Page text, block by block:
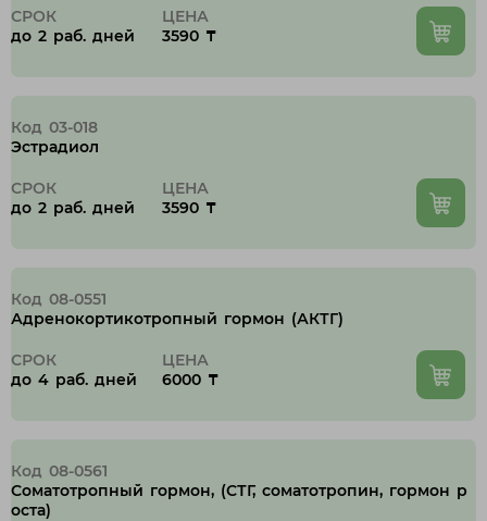
СРОК
до 2 раб. дней
ЦЕНА
3590 ₸
Код 03-018
Эстрадиол
СРОК
до 2 раб. дней
ЦЕНА
3590 ₸
Код 08-0551
Адренокортикотропный гормон (АКТГ)
СРОК
до 4 раб. дней
ЦЕНА
6000 ₸
Код 08-0561
Соматотропный гормон, (СТГ, соматотропин, гормон р
оста)